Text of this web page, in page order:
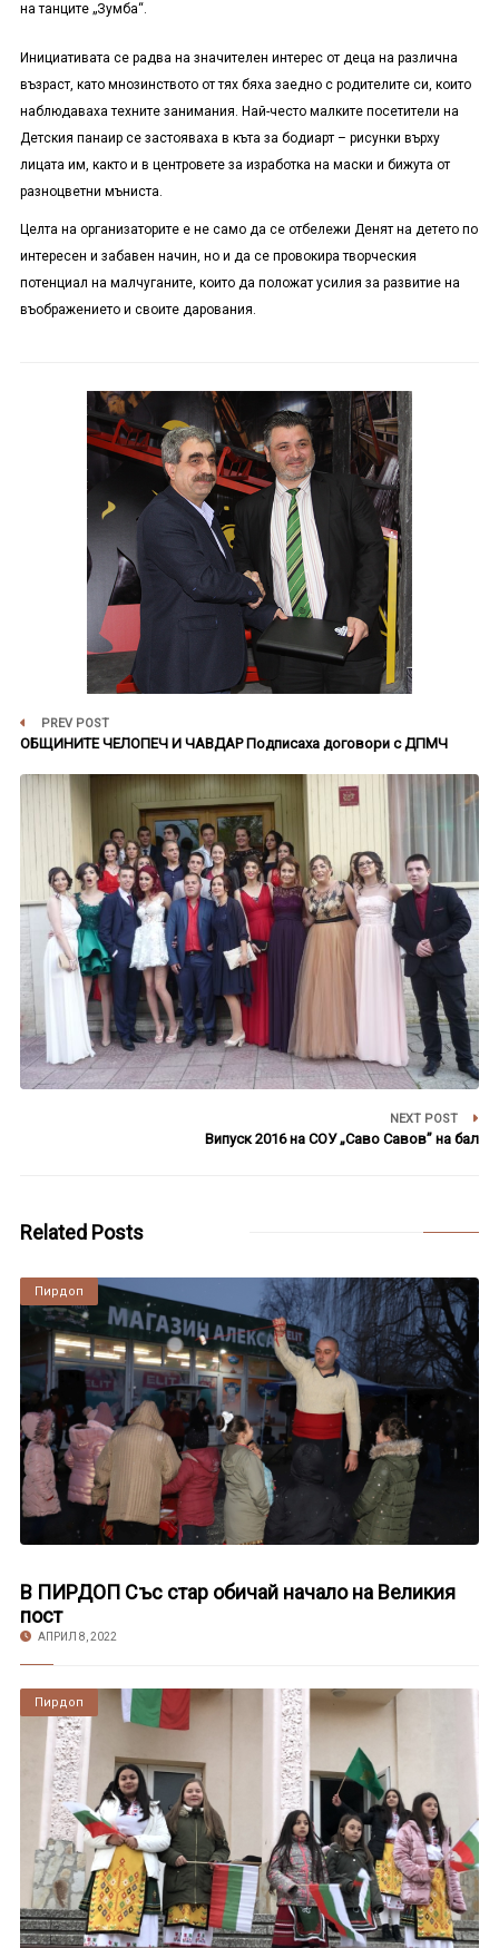
на танците „Зумба“.
Инициативата се радва на значителен интерес от деца на различна
възраст, като мнозинството от тях бяха заедно с родителите си, които
наблюдаваха техните занимания. Най-често малките посетители на
Детския панаир се застояваха в къта за бодиарт – рисунки върху
лицата им, както и в центровете за изработка на маски и бижута от
разноцветни мъниста.
Целта на организаторите е не само да се отбележи Денят на детето по
интересен и забавен начин, но и да се провокира творческия
потенциал на малчуганите, които да положат усилия за развитие на
въображението и своите дарования.
PREV POST
ОБЩИНИТЕ ЧЕЛОПЕЧ И ЧАВДАР Подписаха договори с ДПМЧ
NEXT POST
Випуск 2016 на СОУ „Саво Савов” на бал
Related Posts
Пирдоп
В ПИРДОП Със стар обичай начало на Великия
пост
АПРИЛ 8, 2022
Пирдоп